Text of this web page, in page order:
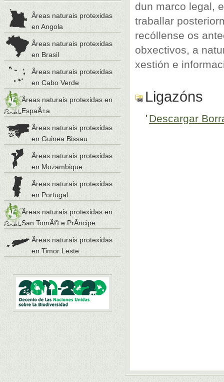
Ãreas naturais protexidas
en Angola
Ãreas naturais protexidas
en Brasil
Ãreas naturais protexidas
en Cabo Verde
Ãreas naturais protexidas en
EspaÃ±a
Ãreas naturais protexidas
en Guinea Bissau
Ãreas naturais protexidas
en Mozambique
Ãreas naturais protexidas
en Portugal
Ãreas naturais protexidas en
San TomÃ© e PrÃ­ncipe
Ãreas naturais protexidas
en Timor Leste
dun marco legal,
traballar
recóllense os
obxectivos, a
xestión e
Ligazóns
Descargar